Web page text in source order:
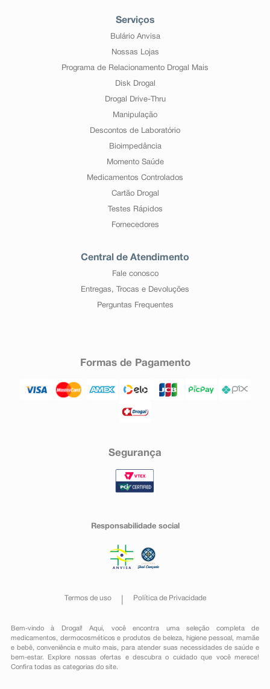
Serviços
Bulário Anvisa
Nossas Lojas
Programa de Relacionamento Drogal Mais
Disk Drogal
Drogal Drive-Thru
Manipulação
Descontos de Laboratório
Bioimpedância
Momento Saúde
Medicamentos Controlados
Cartão Drogal
Testes Rápidos
Fornecedores
Central de Atendimento
Fale conosco
Entregas, Trocas e Devoluções
Perguntas Frequentes
Formas de Pagamento
Segurança
Responsabilidade social
Termos de uso Política de Privacidade
Bem-vindo à Drogal! Aqui, você encontra uma seleção completa de
medicamentos , dermocosméticos e produtos de beleza, higiene pessoal ,mamãe
e bebê, conveniênciae muito mais, para atender suas necessidades de saúde e
bem-estar. Explore nossas ofertas e descubra o cuidado que você merece!
Confira todas as categorias do site.